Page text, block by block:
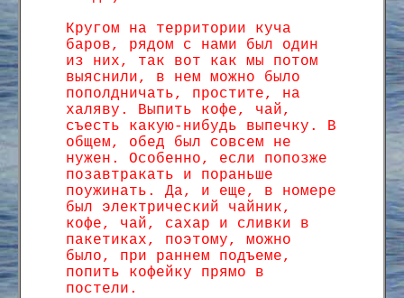
Кругом на территории куча
баров, рядом с нами был один
из них, так вот как мы потом
выяснили, в нем можно было
пополдничать, простите, на
халяву. Выпить кофе, чай,
съесть какую-нибудь выпечку. В
общем, обед был совсем не
нужен. Особенно, если попозже
позавтракать и пораньше
поужинать. Да, и еще, в номере
был электрический чайник,
кофе, чай, сахар и сливки в
пакетиках, поэтому, можно
было, при раннем подъеме,
попить кофейку прямо в
постели.